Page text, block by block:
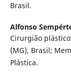
Brasil.
Alfonso
Cirurgião
(MG), Brasil;
Plástica.